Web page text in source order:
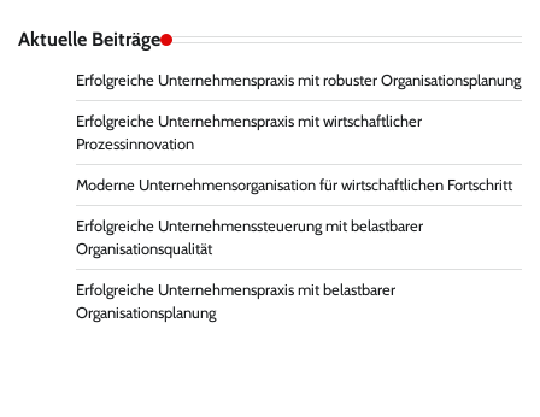
Aktuelle Beiträge
Erfolgreiche Unternehmenspraxis mit robuster Organisationsplanung
Erfolgreiche Unternehmenspraxis mit wirtschaftlicher
Prozessinnovation
Moderne Unternehmensorganisation für wirtschaftlichen Fortschritt
Erfolgreiche Unternehmenssteuerung mit belastbarer
Organisationsqualität
Erfolgreiche Unternehmenspraxis mit belastbarer
Organisationsplanung